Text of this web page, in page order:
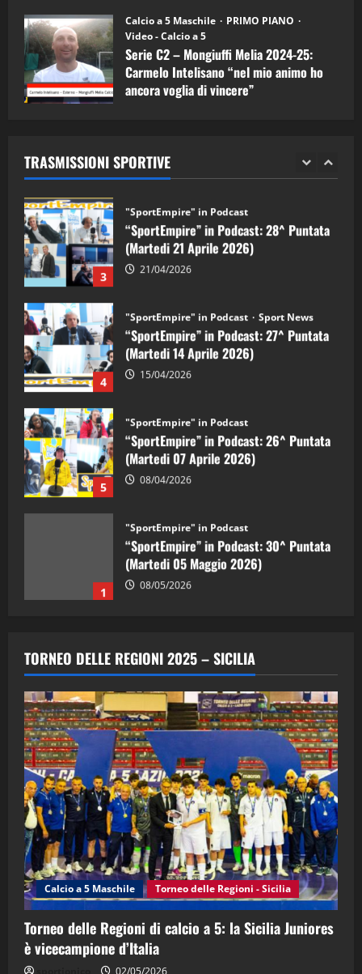
Calcio a 5 Maschile
PRIMO PIANO
Video - Calcio a 5
Serie C2 – Mongiuffi Melia 2024-25:
Carmelo Intelisano “nel mio animo ho
ancora voglia di vincere”
TRASMISSIONI SPORTIVE
1
“SportEmpire” in Podcast: 30^ Puntata
(Martedi 05 Maggio 2026)
08/05/2026
2 28/04/2026
3
"SportEmpire" in Podcast
“SportEmpire” in Podcast: 28^ Puntata
(Martedi 21 Aprile 2026)
21/04/2026
4
"SportEmpire" in Podcast Sport News
“SportEmpire” in Podcast: 27^ Puntata
(Martedi 14 Aprile 2026)
15/04/2026
5
"SportEmpire" in Podcast
“SportEmpire” in Podcast: 26^ Puntata
(Martedi 07 Aprile 2026)
08/04/2026
1
"SportEmpire" in Podcast
“SportEmpire” in Podcast: 30^ Puntata
(Martedi 05 Maggio 2026)
08/05/2026
2
“SportEmpire” in Podcast: 29^ Puntata
(Martedi 28 Aprile 2026)
28/04/2026
3
"SportEmpire" in Podcast
“SportEmpire” in Podcast: 28^ Puntata
(Martedi 21 Aprile 2026)
21/04/2026
4
"SportEmpire" in Podcast Sport News
“SportEmpire” in Podcast: 27^ Puntata
(Martedi 14 Aprile 2026)
15/04/2026
"SportEmpire" in Podcast
“SportEmpire” in Podcast: 26^ Puntata
TORNEO DELLE REGIONI 2025 – SICILIA
Calcio a 5 Maschile Torneo delle Regioni - Sicilia
Torneo delle Regioni di calcio a 5: la Sicilia Juniores
è vicecampione d’Italia
02/05/2026